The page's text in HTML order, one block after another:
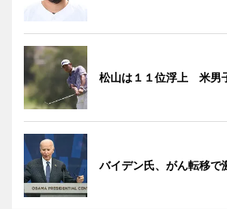
松山は１１位浮上 米男
バイデン氏、がん転移で